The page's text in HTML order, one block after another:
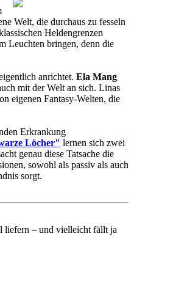
Welt, die durchaus zu fesseln
Heldengrenzen
Leuchten bringen, denn die
anrichtet. Ela Mang
mit der Welt an sich. Linas
eigenen Fantasy-Welten, die
Erkrankung
Löcher" lernen sich zwei
genau diese Tatsache die
sowohl als passiv als auch
sorgt.
liefern – und vielleicht fällt ja